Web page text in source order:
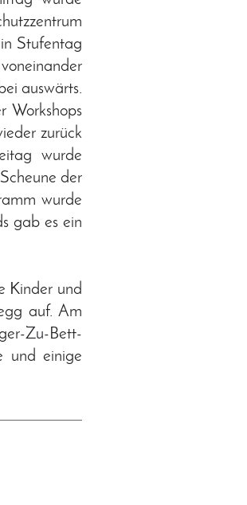
Stufentag
auswärts.
Workshops
zurück
wurde
der
wurde
gab es ein
Kinder und
auf. Am
Zu-Bett-
und einige